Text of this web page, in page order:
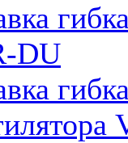
DU